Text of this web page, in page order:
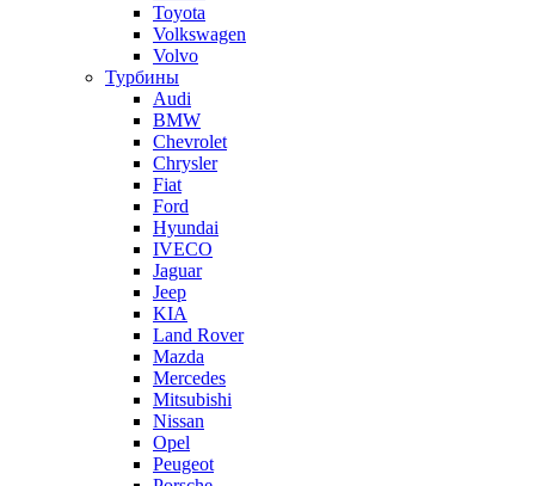
Toyota
Volkswagen
Volvo
Турбины
Audi
BMW
Chevrolet
Chrysler
Fiat
Ford
Hyundai
IVECO
Jaguar
Jeep
KIA
Land Rover
Mazda
Mercedes
Mitsubishi
Nissan
Opel
Peugeot